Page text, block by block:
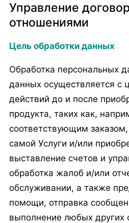
Управление
отношениями
Цель обработки данных
Обработка персональных
данных осуществляется с
действий до и после
продукта, таких как,
соответствующим
самой Услуги и/или
выставление счетов и
обработка жалоб и/или
обслуживании, а также
помощи, отправка
выполнение любых других